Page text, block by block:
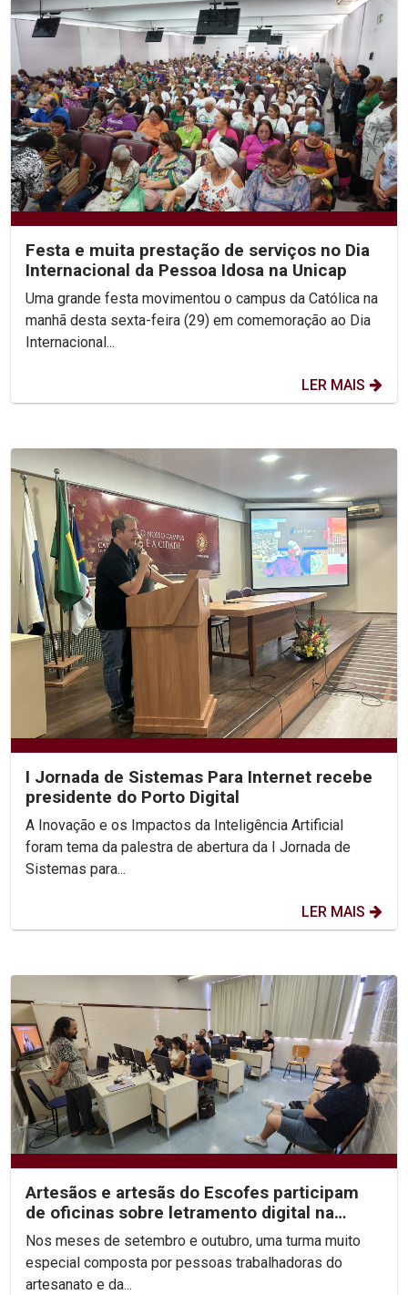
Festa e muita prestação de serviços no Dia
Internacional da Pessoa Idosa na Unicap
Uma grande festa movimentou o campus da Católica na
manhã desta sexta-feira (29) em comemoração ao Dia
Internacional...
LER MAIS
I Jornada de Sistemas Para Internet recebe
presidente do Porto Digital
A Inovação e os Impactos da Inteligência Artificial
foram tema da palestra de abertura da I Jornada de
Sistemas para...
LER MAIS
Artesãos e artesãs do Escofes participam
de oficinas sobre letramento digital na
Unicap
Nos meses de setembro e outubro, uma turma muito
especial composta por pessoas trabalhadoras do
artesanato e da...